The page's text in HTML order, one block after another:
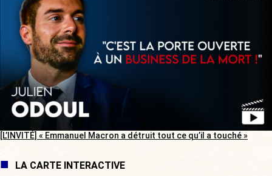
[L’INVITÉ] « Emmanuel Macron a détruit tout ce qu’il a touché »
LA CARTE INTERACTIVE